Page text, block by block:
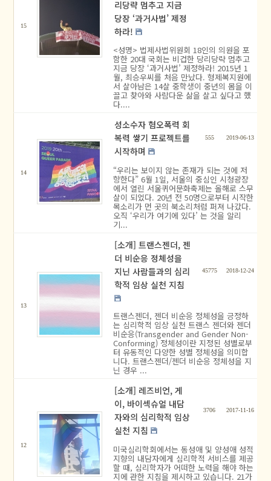
15
리당략 멈추고 지금
당장 ‘과거사법’ 제정
하라!
<성명> 법제사법위원회 18인의 의원을 포
함한 20대 국회는 비겁한 당리당략 멈추고
지금 당장 ‘과거사법’ 제정하라! 2015년 1
월, 최승우씨를 처음 만났다. 형제복지원에
서 살아남은 14살 중학생이 중년의 몸을 이
끌고 찾아와 사람다운 삶을 살고 싶다고 했
다....
14
성소수자 혐오폭력 회
복력 쌓기 프로젝트를
시작하며
555 2019-06-13
“우리는 보이지 않는 존재가 되는 것에 저
항한다” 6월 1일, 서울의 중심인 시청광장
에서 열린 서울퀴어문화축제는 올해로 스무
살이 되었다. 20년 전 50명으로부터 시작한
목소리가 먼 곳의 북소리처럼 퍼져 나갔다.
오직 ‘우리가 여기에 있다’ 는 것을 알리
기...
13
[소개] 트랜스젠더, 젠
더 비순응 정체성을
지닌 사람들과의 심리
학적 임상 실천 지침
45775 2018-12-24
트랜스젠더, 젠더 비순응 정체성을 긍정하
는 심리학적 임상 실천 트랜스 젠더와 젠더
비순응(Transgender and Gender Non-
Conforming) 정체성이란 지정된 성별로부
터 유동적인 다양한 성별 정체성을 의미합
니다. 트랜스젠더/젠더 비순응 정체성을 지
닌 경우 ...
12
[소개] 레즈비언, 게
이, 바이섹슈얼 내담
자와의 심리학적 임상
실천 지침
3706 2017-11-16
미국심리학회에서는 동성애 및 양성애 성적
지향의 내담자에게 심리학적 서비스를 제공
할 때, 심리학자가 어떠한 노력을 해야 하는
지에 관한 지침을 제시하고 있습니다. 21가